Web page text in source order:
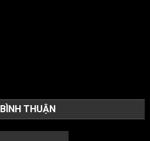
THUẬN